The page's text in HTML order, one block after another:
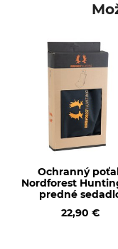
Na zadné sedadlo
Ochranný
Nordforest
predné
22,90 €